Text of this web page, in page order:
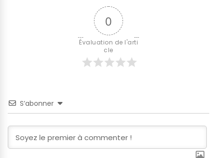
0
Évaluation de l'arti
cle
S’abonner